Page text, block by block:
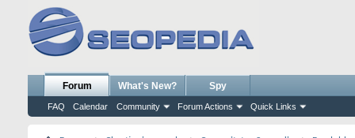
Forum
FAQ Calendar Community Forum Actions Quick Links
What's New? Spy